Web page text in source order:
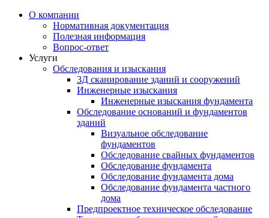
О компании
Нормативная документация
Полезная информация
Вопрос-ответ
Услуги
Обследования и изыскания
3Д сканирование зданий и сооружений
Инженерные изыскания
Инженерные изыскания фундамента
Обследование оснований и фундаментов
зданий
Визуальное обследование
фундаментов
Обследование свайных фундаментов
Обследование фундамента
Обследование фундамента дома
Обследование фундамента частного
дома
Предпроектное техническое обследование